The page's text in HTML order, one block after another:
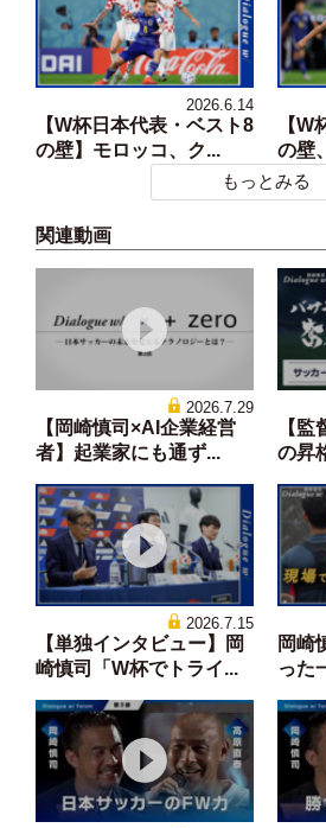
2026.6.14
【W杯日本代表・ベスト8
の壁】モロッコ、ク...
【
の壁
もっとみる
関連動画
2026.7.29
【岡崎慎司×AI企業経営
者】起業家にも通ず...
【
の昇
2026.7.15
【単独インタビュー】岡
崎慎司「W杯でトライ...
岡崎
った